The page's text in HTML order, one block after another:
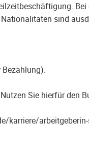
sind
Sie hierfür den
karriere/